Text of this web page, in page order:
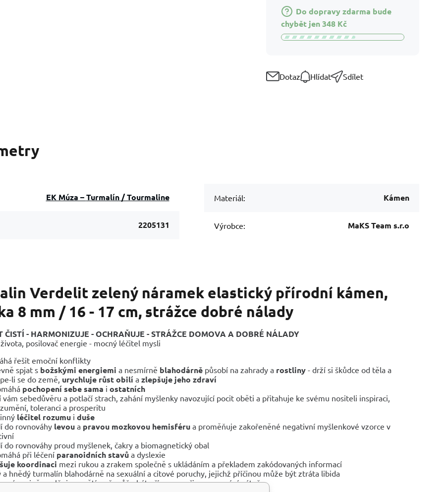
Do dopravy zdarma bude
chybět jen348 Kč
Dotaz Hlídat Sdílet
EK Múza – Turmalín / Tourmaline
2205131
Materiál: Kámen
Výrobce: MaKS Team s.r.o
Verdelit zelený náramek elastický přírodní kámen,
8 mm / 16 - 17 cm, strážce dobré nálady
ČISTÍ - HARMONIZUJE - OCHRAŇUJE - STRÁŽCE DOMOVA A DOBRÉ NÁLADY
posilovač energie - mocný léčitel mysli
řešit emoční konflikty
spjat s božskými energiemi a nesmírně blahodárně působí na zahrady a rostliny - drží si škůdce od těla a
li se do země, urychluje růst obilí a zlepšuje jeho zdraví
pochopení sebe sama i ostatních
vám sebedůvěru a potlačí strach, zahání myšlenky navozující pocit oběti a přitahuje ke svému nositeli inspiraci,
toleranci a prosperitu
léčitel rozumu i duše
do rovnováhy levou a pravou mozkovou hemisféru a proměňuje zakořeněné negativní myšlenkové vzorce v
do rovnováhy proud myšlenek, čakry a biomagnetický obal
při léčení paranoidních stavů a dyslexie
koordinaci mezi rukou a zrakem společně s ukládáním a překladem zakódovaných informací
a hnědý turmalín blahodárně na sexuální a citové poruchy, jejichž příčinou může být ztráta libida
rovině uvolňuje napětí, což může být přínosem při napravování páteře.